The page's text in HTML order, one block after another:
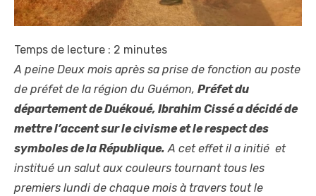
Temps de lecture : 2 minutes
A peine Deux mois après sa prise de fonction au poste
de préfet de la région du Guémon, Préfet du
département de Duékoué, Ibrahim Cissé a décidé de
mettre l’accent sur le civisme et le respect des
symboles de la République. A cet effet il a initié et
institué un salut aux couleurs tournant tous les
premiers lundi de chaque mois à travers tout le